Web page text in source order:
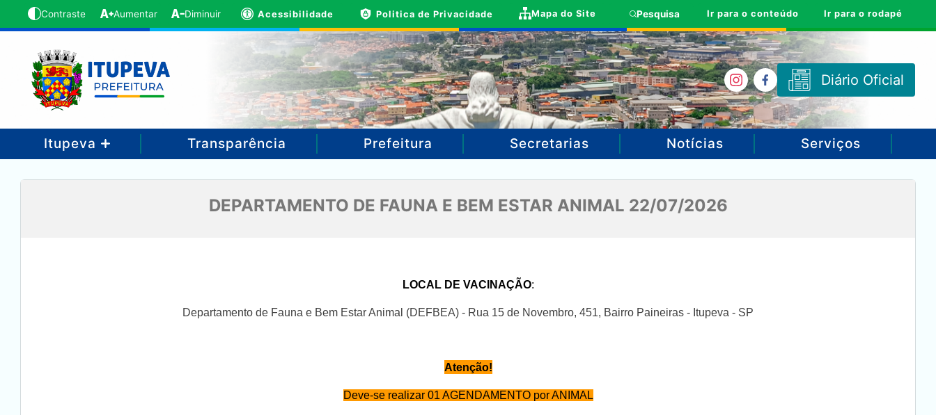
Contraste Aumentar Diminuir Acessibilidade Politica de Privacidade Mapa do Site Pesquisa Ir para o conteúdo Ir para o rodapé
Diário Oficial
Itupeva Transparência Prefeitura Secretarias Notícias Serviços
DEPARTAMENTO DE FAUNA E BEM ESTAR ANIMAL 22/07/2026
LOCAL DE VACINAÇÃO:
Departamento de Fauna e Bem Estar Animal (DEFBEA) - Rua 15 de Novembro, 451, Bairro Paineiras - Itupeva - SP
Atenção!
Deve-se realizar 01 AGENDAMENTO por ANIMAL